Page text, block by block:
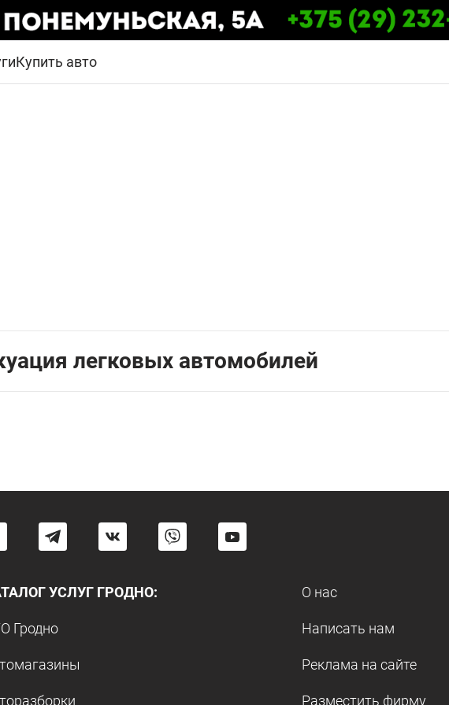
Купить авто
легковых автомобилей
УСЛУГ ГРОДНО:
Гродно
О нас
Написать нам
Реклама на сайте
Разместить фирму